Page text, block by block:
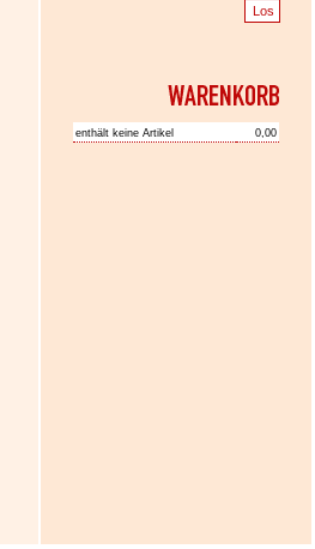
enthält keine Artikel 0,00